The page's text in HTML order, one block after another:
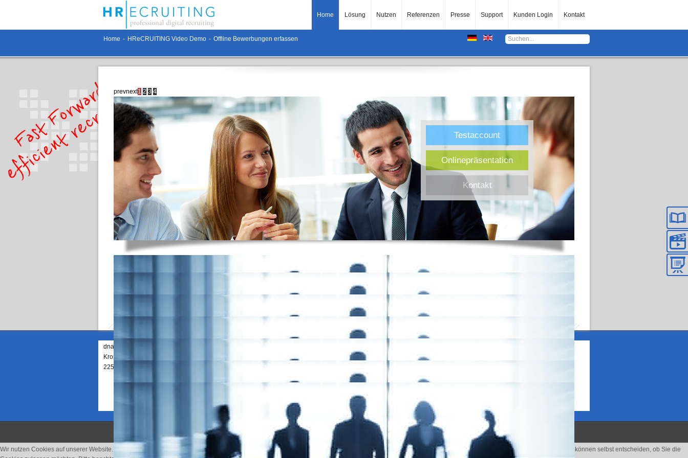
Home Lösung Nutzen Referenzen Presse Support Kunden Login Kontakt
Home - HReCRUITING Video Demo - Offline Bewerbungen erfassen
prevnext1 2 3 4
Testaccount
Onlinepräsentation
Kontakt
Das Video beschreibt die Eingabe von Post- und E-Mail Bewerbungen über die Funktionen "Bewerber einlesen" und "Bewerber erfassen".
dna IT Integrations GmbH
Kronprinzenstrasse 45
22587 Hamburg
kontakt[at]hrecruiting.de
© Copyright 2014 HRecruiting.de All rights reserved
Wir nutzen Cookies auf unserer Website. Einige von ihnen sind essenziell für den Betrieb der Seite, während andere uns helfen, diese Website und die Nutzererfahrung zu verbessern (Tracking Cookies). Sie können selbst entscheiden, ob Sie die